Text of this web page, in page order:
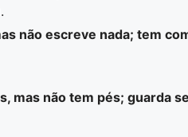
não escreve nada; tem
mas não tem pés; guarda